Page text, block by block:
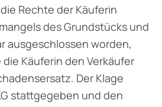
Rechte der Käuferin
des Grundstücks und
ausgeschlossen worden,
Käuferin den Verkäufer
Der Klage
stattgegeben und den